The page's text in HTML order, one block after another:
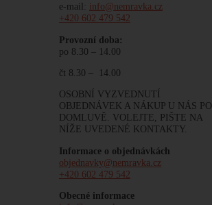
e-mail: info@nemravka.cz
+420 602 479 542
Provozní doba:
po 8.30 – 14.00
čt 8.30 – 14.00
OSOBNÍ VYZVEDNUTÍ
OBJEDNÁVEK A NÁKUP U NÁS PO
DOMLUVĚ. VOLEJTE, PIŠTE NA
NÍŽE UVEDENÉ KONTAKTY.
Informace o objednávkách
objednavky@nemravka.cz
+420 602 479 542
Obecné informace